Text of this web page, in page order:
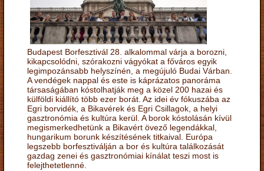
Budapest Borfesztivál 28. alkalommal várja a borozni,
kikapcsolódni, szórakozni vágyókat a főváros egyik
legimpozánsabb helyszínén, a megújuló Budai Várban.
A vendégek nappal és este is káprázatos panoráma
társaságában kóstolhatják meg a közel 200 hazai és
külföldi kiállító több ezer borát. Az idei év fókuszába az
Egri borvidék, a Bikavérek és Egri Csillagok, a helyi
gasztronómia és kultúra kerül. A borok kóstolásán kívül
megismerkedhetünk a Bikavért övező legendákkal,
hungarikum borunk készítésének titkaival. Európa
legszebb borfesztiválján a bor és kultúra találkozását
gazdag zenei és gasztronómiai kínálat teszi most is
felejthetetlenné.